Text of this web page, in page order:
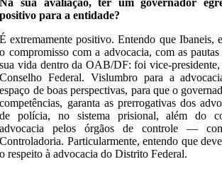
Na sua avaliação, ter um governador
positivo para a entidade?
É extremamente positivo. Entendo que Ibaneis,
o compromisso com a advocacia, com as
sua vida dentro da OAB/DF: foi vice-
Conselho Federal. Vislumbro para a
espaço de boas perspectivas, para que o
competências, garanta as prerrogativas dos
de polícia, no sistema prisional, além do
advocacia pelos órgãos de controle —
Controladoria. Particularmente, entendo que
o respeito à advocacia do Distrito Federal.